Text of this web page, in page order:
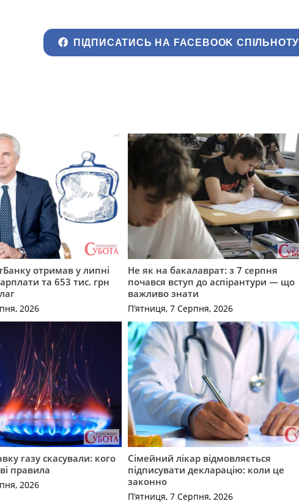
ПІДПИСАТИСЬ НА FACEBOOK СПІЛЬНОТУ
отримав у липні
та 653 тис. грн
2026
Не як на бакалаврат: з 7 серпня
почався вступ до аспірантури — що
важливо знати
П’ятниця, 7 Серпня, 2026
газу скасували: кого
правила
2026
Сімейний лікар відмовляється
підписувати декларацію: коли це
законно
П’ятниця, 7 Серпня, 2026